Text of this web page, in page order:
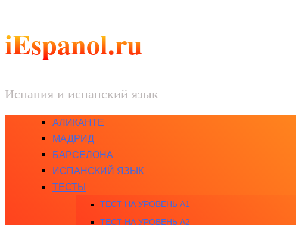
iEspanol.ru
Испания и испанский язык
АЛИКАНТЕ
МАДРИД
БАРСЕЛОНА
ИСПАНСКИЙ ЯЗЫК
ТЕСТЫ
ТЕСТ НА УРОВЕНЬ A1
ТЕСТ НА УРОВЕНЬ A2